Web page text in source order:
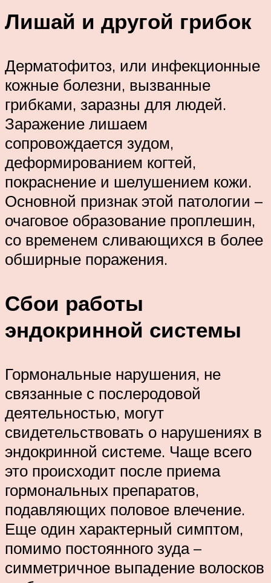
Лишай и другой грибок
Дерматофитоз, или инфекционные
кожные болезни, вызванные
грибками, заразны для людей.
Заражение лишаем
сопровождается зудом,
деформированием когтей,
покраснение и шелушением кожи.
Основной признак этой патологии –
очаговое образование проплешин,
со временем сливающихся в более
обширные поражения.
Сбои работы
эндокринной системы
Гормональные нарушения, не
связанные с послеродовой
деятельностью, могут
свидетельствовать о нарушениях в
эндокринной системе. Чаще всего
это происходит после приема
гормональных препаратов,
подавляющих половое влечение.
Еще один характерный симптом,
помимо постоянного зуда –
симметричное выпадение волосков